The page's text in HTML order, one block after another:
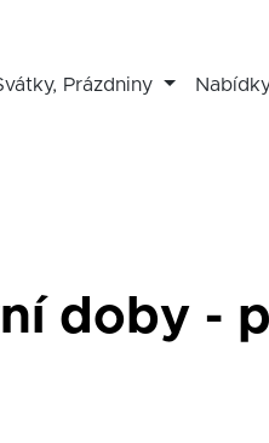
Prázdniny
doby -